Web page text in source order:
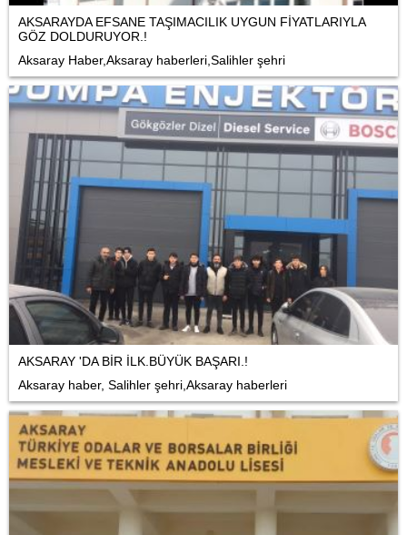
AKSARAYDA EFSANE TAŞIMACILIK UYGUN FİYATLARIYLA
GÖZ DOLDURUYOR.!
Aksaray Haber,Aksaray haberleri,Salihler şehri
AKSARAY 'DA BİR İLK.BÜYÜK BAŞARI.!
Aksaray haber, Salihler şehri,Aksaray haberleri